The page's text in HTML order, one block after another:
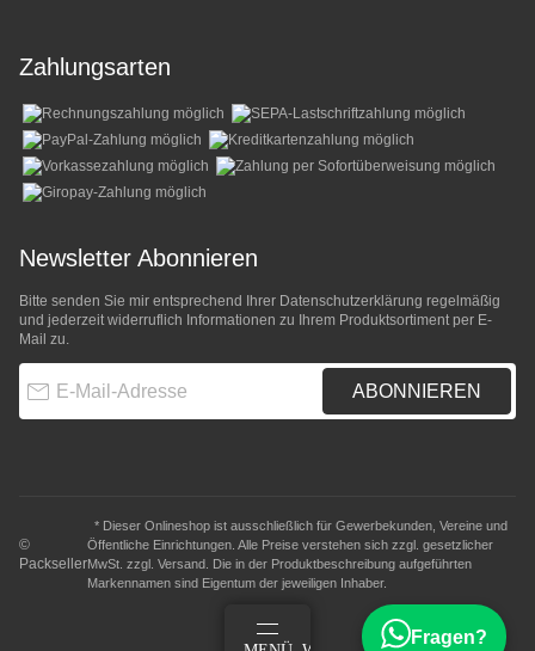
Zahlungsarten
Newsletter Abonnieren
Bitte senden Sie mir entsprechend Ihrer Datenschutzerklärung regelmäßig
und jederzeit widerruflich Informationen zu Ihrem Produktsortiment per E-
Mail zu.
ABONNIEREN
©
Packseller
* Dieser Onlineshop ist ausschließlich für Gewerbekunden, Vereine und
Öffentliche Einrichtungen. Alle Preise verstehen sich zzgl. gesetzlicher
MwSt. zzgl. Versand . Die in der Produktbeschreibung aufgeführten
Markennamen sind Eigentum der jeweiligen Inhaber.
Fragen?